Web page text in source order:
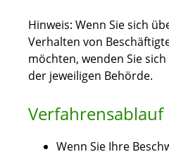
Hinweis: Wenn Sie sich
Verhalten von
möchten, wenden Sie
der jeweiligen Behörde.
Verfahrensablauf
Wenn Sie Ihre